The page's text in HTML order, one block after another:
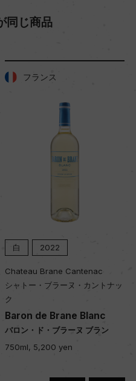
同じ商品
フランス
白 2022
Chateau Brane Cantenac
シャトー・ブラーヌ・カントナッ
ク
Baron de Brane Blanc
バロン・ド・ブラーヌ ブラン
750ml, 5,200 yen